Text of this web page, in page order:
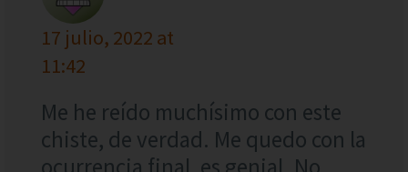
17 julio, 2022 at
11:42
Me he reído muchísimo con este
chiste, de verdad. Me quedo con la